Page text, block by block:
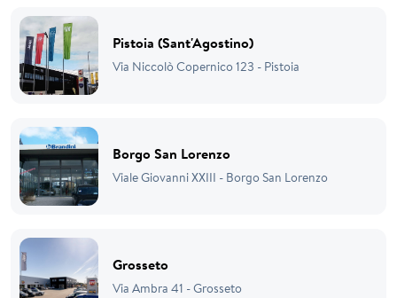
Pistoia (Sant'Agostino)
Via Niccolò Copernico 123 - Pistoia
Borgo San Lorenzo
Viale Giovanni XXIII - Borgo San Lorenzo
Grosseto
Via Ambra 41 - Grosseto